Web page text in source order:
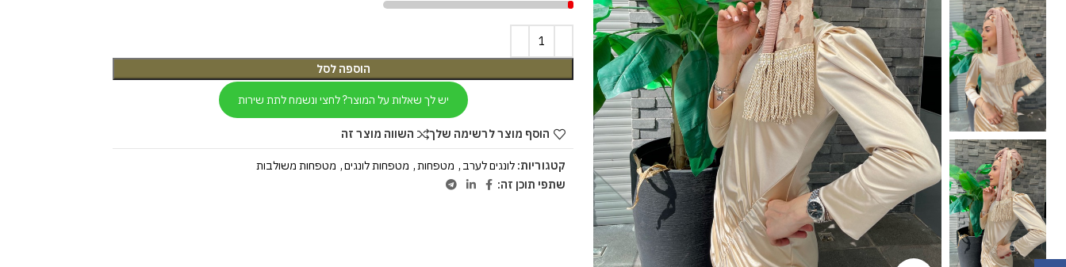
הוספה לסל
יש לך שאלות על המוצר? לחצי ונשמח לתת שירות
הוסף מוצר לרשימה שלך השווה מוצר זה
קטגוריות: לונגים לערב , מטפחות, מטפחות לונגים, מטפחות משולבות
שתפי תוכן זה: